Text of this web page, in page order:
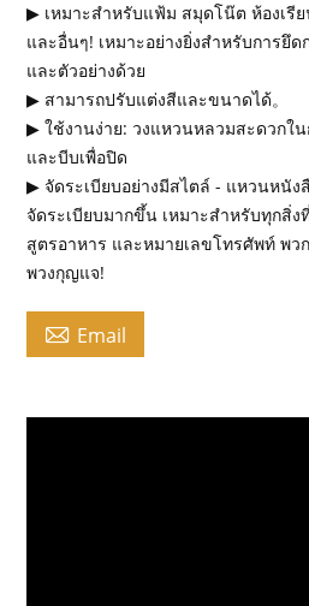
▶ เหมาะสำหรับแฟ้ม สมุดโน๊ต ห้องเรี
และอื่นๆ! เหมาะอย่างยิ่งสำหรับการยึ
และตัวอย่างด้วย
▶ สามารถปรับแต่งสีและขนาดได้。
▶ ใช้งานง่าย: วงแหวนหลวมสะดวกใน
และบีบเพื่อปิด
▶ จัดระเบียบอย่างมีสไตล์ - แหวนหนัง
จัดระเบียบมากขึ้น เหมาะสำหรับทุกสิ่
สูตรอาหาร และหมายเลขโทรศัพท์ พว
พวงกุญแจ!
 Email